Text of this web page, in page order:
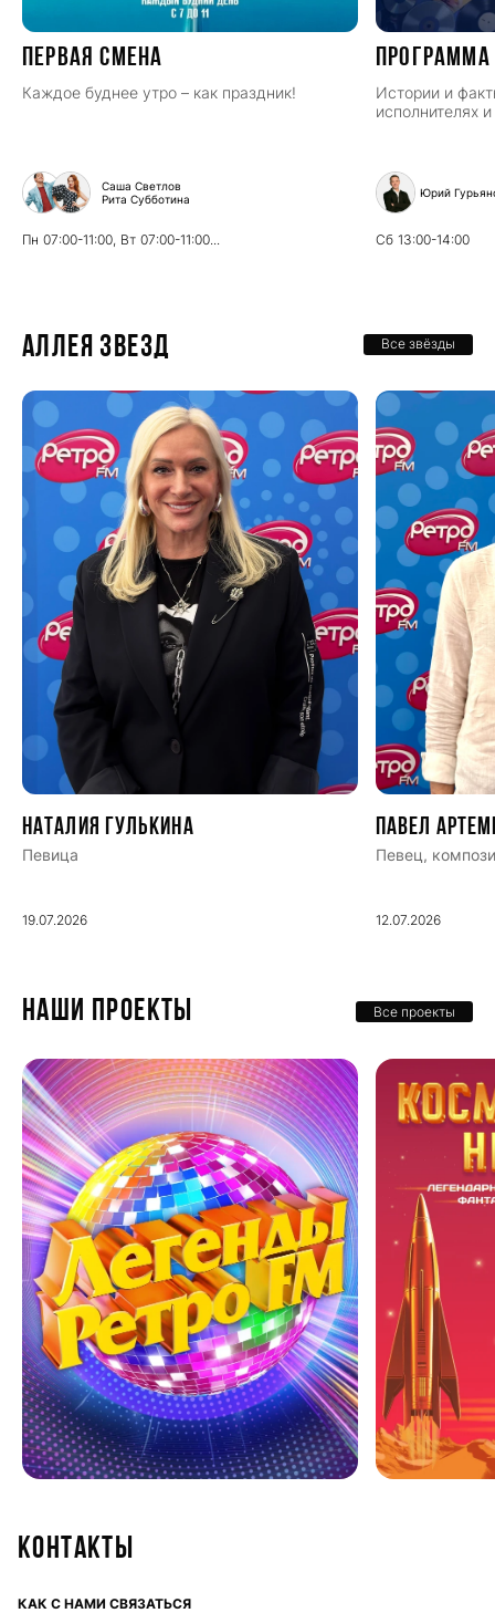
ПЕРВАЯ СМЕНА
Каждое буднее утро – как праздник!
Саша Светлов
Рита Субботина
Пн 07:00-11:00, Вт 07:00-11:00...
Истории и
исполнителях
Юрий
Сб 13:00-14:00
Аллея звезд Все звёзды
Наталия Гулькина
Певица
19.07.2026
Павел
Певец,
12.07.2026
НАШИ ПРОЕКТЫ Все проекты
Контакты
КАК С НАМИ СВЯЗАТЬСЯ